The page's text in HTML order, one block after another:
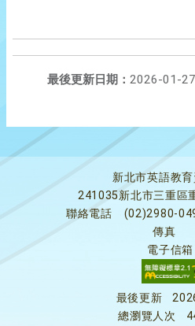
最後更新日期： 2026-01-27
新北市英語教
241035新北市三重區
聯絡電話
(02)2980-
傳真
電子信箱
最後更新
總瀏覽人次